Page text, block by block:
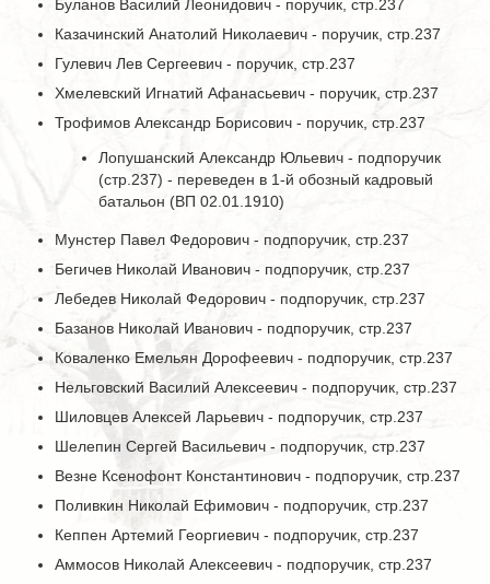
Буланов Василий Леонидович - поручик, стр.237
Казачинский Анатолий Николаевич - поручик, стр.237
Гулевич Лев Сергеевич - поручик, стр.237
Хмелевский Игнатий Афанасьевич - поручик, стр.237
Трофимов Александр Борисович - поручик, стр.237
Лопушанский Александр Юльевич - подпоручик
(стр.237) - переведен в 1-й обозный кадровый
батальон (ВП 02.01.1910)
Мунстер Павел Федорович - подпоручик, стр.237
Бегичев Николай Иванович - подпоручик, стр.237
Лебедев Николай Федорович - подпоручик, стр.237
Базанов Николай Иванович - подпоручик, стр.237
Коваленко Емельян Дорофеевич - подпоручик, стр.237
Нельговский Василий Алексеевич - подпоручик, стр.237
Шиловцев Алексей Ларьевич - подпоручик, стр.237
Шелепин Сергей Васильевич - подпоручик, стр.237
Везне Ксенофонт Константинович - подпоручик, стр.237
Поливкин Николай Ефимович - подпоручик, стр.237
Кеппен Артемий Георгиевич - подпоручик, стр.237
Аммосов Николай Алексеевич - подпоручик, стр.237